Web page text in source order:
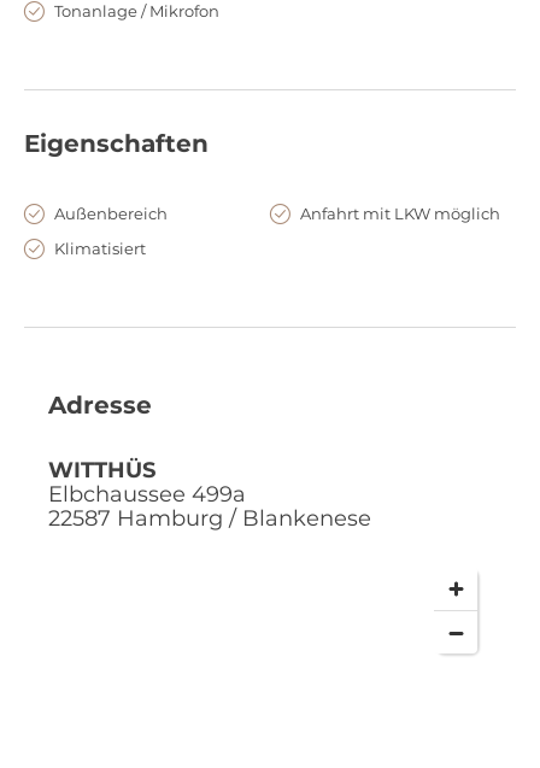
Tonanlage / Mikrofon
Eigenschaften
Außenbereich
Anfahrt mit LKW möglich
Klimatisiert
Adresse
WITTHÜS
Elbchaussee 499a
22587 Hamburg / Blankenese